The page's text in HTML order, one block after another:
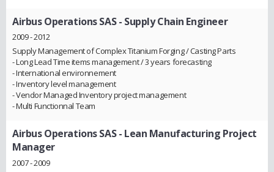
Airbus Operations SAS- Supply Chain Engineer
2009 - 2012
Supply Management of Complex Titanium Forging / Casting Parts
- Long Lead Time items management / 3 years forecasting
- International environnement
- Inventory level management
- Vendor Managed Inventory project management
- Multi Functionnal Team
Airbus Operations SAS- Lean Manufacturing Project
Manager
2007 - 2009